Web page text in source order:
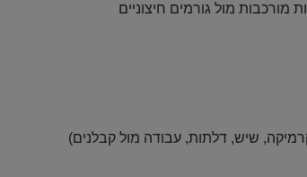
מורכבות מול גורמים חיצוניים
שיש, דלתות, עבודה מול קבלנים)